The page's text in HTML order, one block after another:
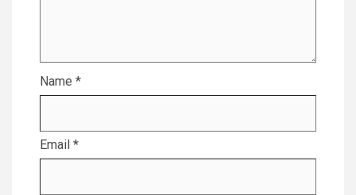
Name *
Email *